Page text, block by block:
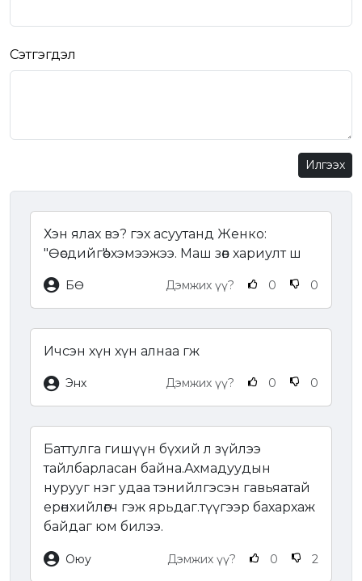
Сэтгэгдэл
Илгээх
Хэн ялах вэ? гэх асуутанд Женко:
"Өөсдийгөө" хэмээжээ. Маш зөв хариулт ш
БӨ Дэмжих үү? 0 0
Ичсэн хүн хүн алнаа гж
Энх Дэмжих үү? 0 0
Баттулга гишүүн бүхий л зүйлээ
тайлбарласан байна.Ахмадуудын
нурууг нэг удаа тэнийлгэсэн гавьяатай
ерөнхийлөгч гэж ярьдаг.түүгээр бахархаж
байдаг юм билээ.
Оюу Дэмжих үү? 0 2